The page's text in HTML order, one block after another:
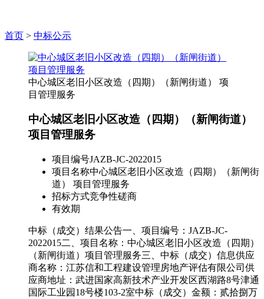
首页 > 中标公示
中心城区老旧小区改造（四期）（新闸街道） 项
目管理服务
中心城区老旧小区改造（四期）（新闸街道）
项目管理服务
项目编号JAZB-JC-2022015
项目名称中心城区老旧小区改造（四期）（新闸街
道） 项目管理服务
招标方式竞争性磋商
有效期
中标（成交）结果公告一、项目编号：JAZB-JC-
2022015二、项目名称：中心城区老旧小区改造（四期）
（新闸街道）项目管理服务三、中标（成交）信息供应
商名称：江苏信和工程建设管理房地产评估有限公司供
应商地址：武进国家高新技术产业开发区西湖路8号津通
国际工业园18号楼103-2室中标（成交）金额：贰拾捌万